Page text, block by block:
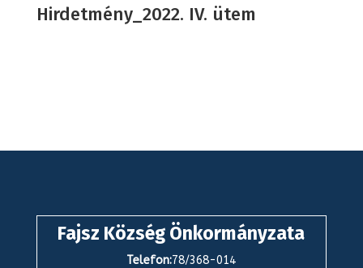
Hirdetmény_2022. IV. ütem
Fajsz Község Önkormányzata
Telefon:78/368-014